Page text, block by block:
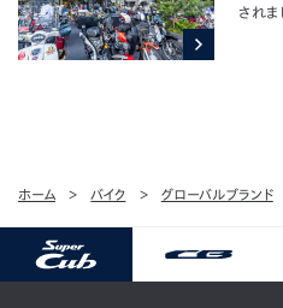
されま
ホーム バイク グローバルブランド